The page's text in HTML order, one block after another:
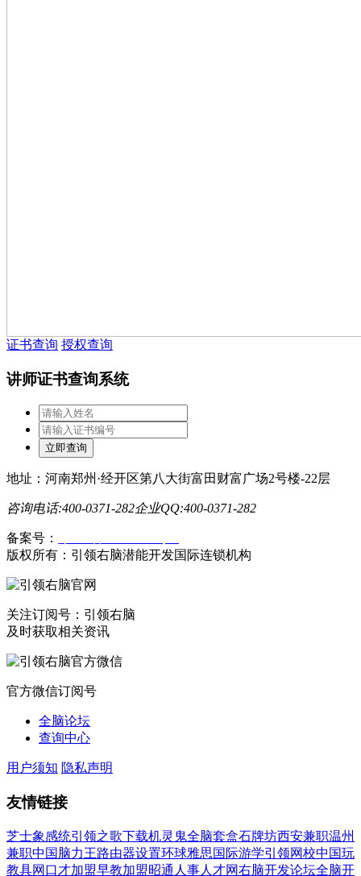
证书查询 授权查询
讲师证书查询系统
地址：河南郑州·经开区第八大街富田财富广场2号楼-22层
咨询电话:400-0371-282企业QQ:400-0371-282
备案号：
版权所有：引领右脑潜能开发国际连锁机构
关注订阅号：引领右脑
及时获取相关资讯
官方微信订阅号
全脑论坛
查询中心
用户须知 隐私声明
友情链接
芝士象感统引领之歌下载机灵鬼全脑套盒石牌坊西安兼职温州
兼职中国脑力王路由器设置环球雅思国际游学引领网校中国玩
教具网 口才加盟早教加盟昭通人事人才网右脑开发论坛全脑开